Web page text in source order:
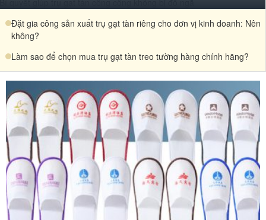
Đặt gia công sản xuất trụ gạt tàn riêng cho đơn vị kinh doanh: Nên
không?
Làm sao để chọn mua trụ gạt tàn treo tường hàng chính hãng?